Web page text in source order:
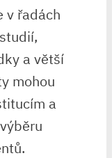
v řadách
a větší
mohou
a